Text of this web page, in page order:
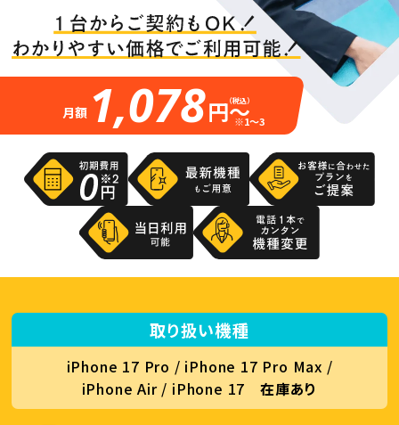
月額 1,078円～
（税込）
※1～3
取り扱い機種
iPhone 17 Pro / iPhone 17 Pro Max /
iPhone Air / iPhone 17在庫あり